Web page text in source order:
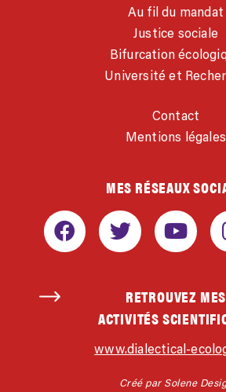
Au fil du mandat
Justice sociale
Bifurcation
Université et
Contact
Mentions légales
MES RÉSEAUX
RETROUVEZ MES
ACTIVITÉS
www.dialectical-
Créé par Solene